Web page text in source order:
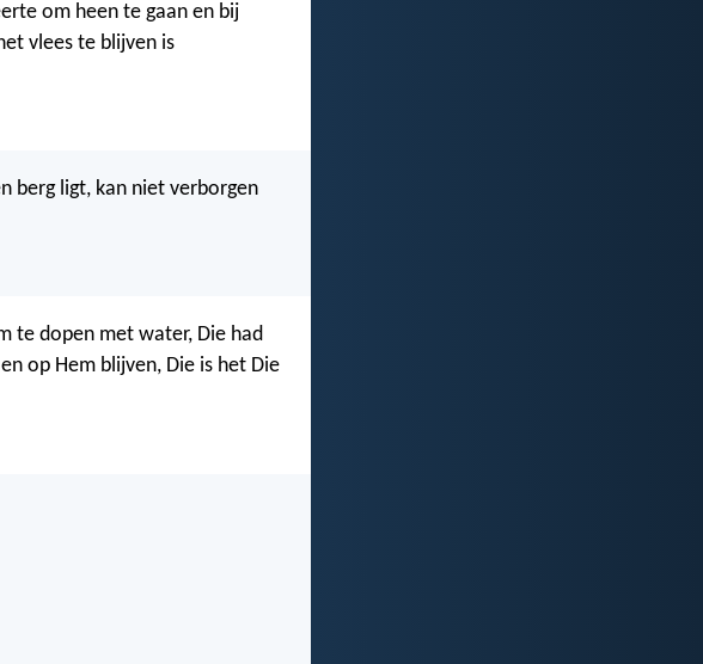
om heen te gaan en bij
vlees te blijven is
berg ligt, kan niet verborgen
te dopen met water, Die had
op Hem blijven, Die is het Die